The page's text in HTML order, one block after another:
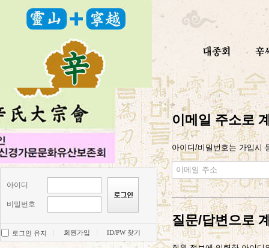
아이디
비밀번호
로그인 유지 회원가입 ID/PW 찾기
이메일 주소로
아이디/비밀번호는 가입시
질문/답변으로